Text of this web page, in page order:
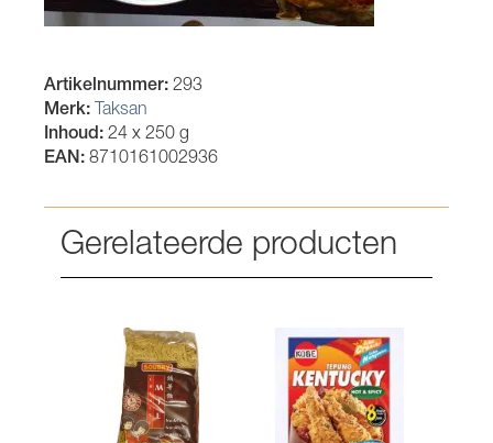
Artikelnummer: 293
Merk: Taksan
Inhoud: 24 x 250 g
EAN: 8710161002936
Gerelateerde producten